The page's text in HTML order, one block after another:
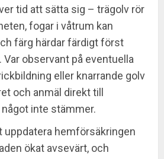
tid att sätta sig – trägolv rör
fogar i våtrum kan
färg härdar färdigt först
Var observant på eventuella
eller knarrande golv
och anmäl direkt till
inte stämmer.
uppdatera hemförsäkringen
ökat avsevärt, och